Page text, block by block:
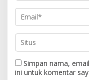
Simpan nama,
ini untuk komentar